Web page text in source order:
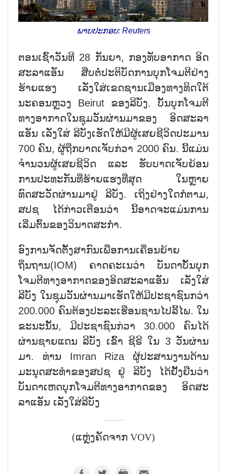
ພາບປະກອບ: Reuters
ຕອນເຊົ້າວັນທີ 28 ກັນຍາ, ກອງທັບອາກາດ ອິດ
ສະລາແອັນ ສືບຕໍ່ປະຕິບັດການບຸກໂຈມຕີຢ່າງ
ຮ້າຍແຮງ ເລັ່ງໃສ່ເຂດຊານເມືອງທາງທິດໃຕ້
ນະຄອນຫຼວງ Beirut ຂອງລີບັງ. ບັ້ນບຸກໂຈມຕີ
ທາງອາກາດໃນຊຸມວັນຜ່ານມາຂອງ ອິດສະລາ
ແອັນ ເລັ່ງໃສ່ ລີບັງເຮັດໃຫ້ມີຜູ້ເສຍຊີວິດປະມານ
700 ຄົນ, ຜູ້ຖືກບາດເຈັບກ່ວາ 2000 ຄົນ. ນີ້ແມ່ນ
ຈຳນວນຜູ້ເສຍຊີວິດ ແລະ ຮັບບາດເຈັບຍ້ອນ
ການປະທະກັນທີ່ຮ້າຍແຮງທີ່ສຸດ ໃນຫຼາຍ
ທົດສະວັດຜ່ານມາຢູ່ ລີບັງ. ເຖິງຢ່າງໃດກໍຕາມ,
ສປຊ ໄດ້ກ່າວເຕືອນວ່າ ນີ້ອາດຈະແມ່ນການ
ເລີ່ມຕົ້ນຂອງວິນາດສະກຳ.
ອົງການຈັດຕັ້ງສາກົນເພື່ອການເຄື່ອນຍ້າຍ
ຖິ່ນຖານ(IOM) ຄາດຄະເນວ່າ ບັນດາບັ້ນບຸກ
ໂຈມຕີທາງອາກາດຂອງອິດສະລາແອັນ ເລັ່ງໃສ່
ລີບັງ ໃນຊຸມວັນຜ່ານມາເຮັດໃຫ້ມີປະຊາຊົນກວ່າ
200.000 ຄົນຕ້ອງປະລະເຮືອນຊານໄປລີ້ໄພ. ໃນ
ຂະນະນັ້ນ, ມີປະຊາຊົນກ່ວາ 30.000 ຄົນໄດ້
ຜ່ານຊາຍແດນ ລີບັງ ເຂົ້າ ຊີຣີ ໃນ 3 ວັນຜ່ານ
ມາ. ທ່ານ Imran Riza ຜູ້ປະສານງານດ້ານ
ມະນຸດສະທຳຂອງສປຊ ຢູ່ ລີບັງ ໄດ້ຢັ້ງຢືນວ່າ
ບັນດາເຫດບຸກໂຈມຕີທາງອາກາດຂອງ ອິດສະ
ລາແອັນ ເລັ່ງໃສ່ລີບັງ
(ແຫຼ່ງຄັດຈາກ VOV)